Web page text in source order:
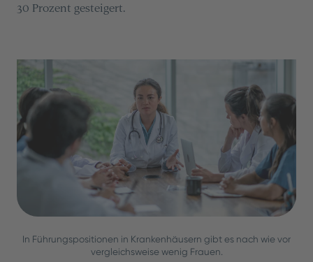
30 Prozent gesteigert.
In Führungspositionen in Krankenhäusern gibt es nach wie vor
vergleichsweise wenig Frauen.